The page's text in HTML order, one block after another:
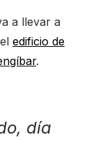
a llevar a
edificio de
.
día